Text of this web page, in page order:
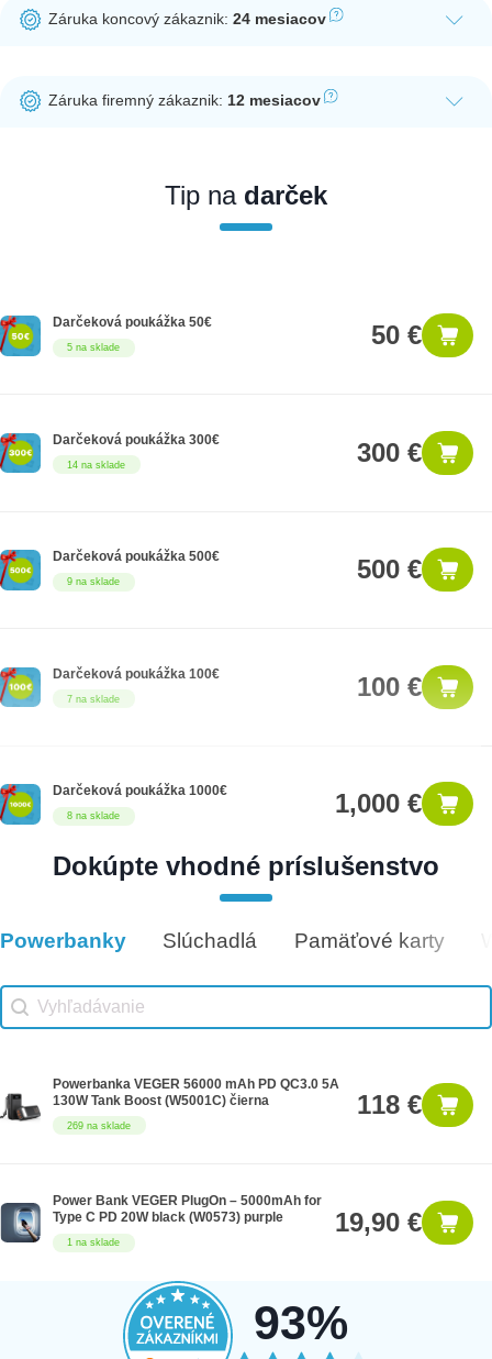
Záruka koncový zákaznik:24 mesiacov
potrebná registrácia zákazníckeho účtu.
Záruka firemný zákaznik:12 mesiacov
nakupovať ako firemný zákazník, musíte sa pred nákupom
registrovať. Registrácia podlieha overeniu.
Tip nadarček
5 na sklade
Darčeková poukážka 50€ 50 €
14 na sklade
Darčeková poukážka 300€ 300 €
9 na sklade
Darčeková poukážka 500€ 500 €
7 na sklade
Darčeková poukážka 100€ 100 €
8 na sklade
Darčeková poukážka 1000€ 1,000 €
12 na sklade
Dokúpte vhodné príslušenstvo
Vhodné príslušenstvo
Powerbanky Slúchadlá Pamäťové karty
Vhodné príslušenstvo search
Search content
269 na sklade
Powerbanka VEGER 56000 mAh PD QC3.0 5A
130W Tank Boost (W5001C) čierna
118 €
1 na sklade
Power Bank VEGER PlugOn – 5000mAh for
Type C PD 20W black (W0573) purple
19,90 €
93%